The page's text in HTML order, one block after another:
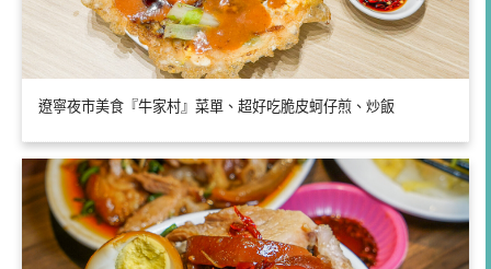
遼寧夜市美食『牛家村』菜單、超好吃脆皮蚵仔煎、炒飯